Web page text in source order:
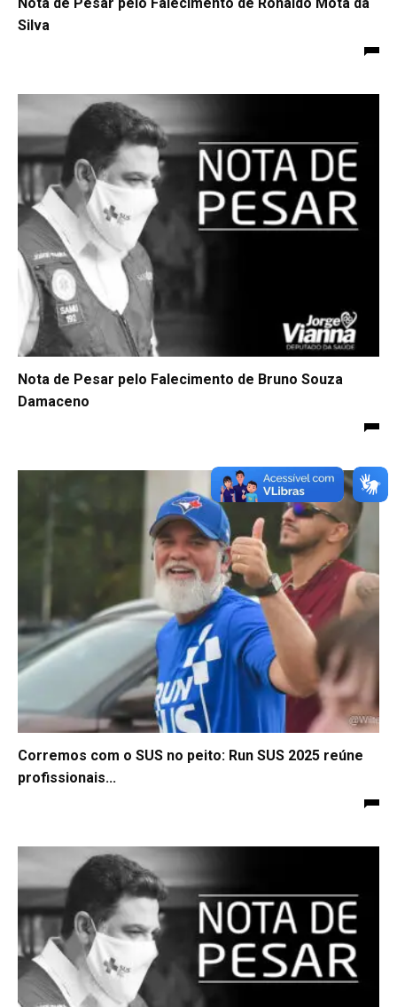
Nota de Pesar pelo Falecimento de Ronaldo Mota da
Silva
Nota de Pesar pelo Falecimento de Bruno Souza
Damaceno
Corremos com o SUS no peito: Run SUS 2025 reúne
profissionais...